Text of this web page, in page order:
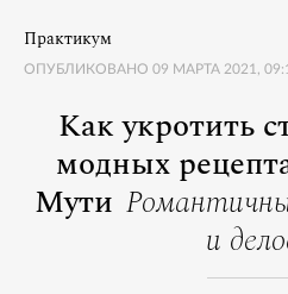
Практикум
ОПУБЛИКОВАНО 09 МАРТА 2021,
Как укротить
модных
Мути
и